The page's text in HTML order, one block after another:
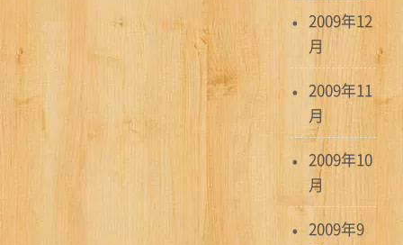
2009年12
月
2009年11
月
2009年10
月
2009年9